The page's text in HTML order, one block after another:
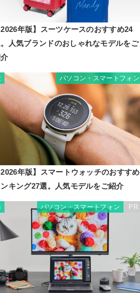
年版】スーツケースのおすすめ24
人気ブランドのおしゃれなモデルをご
パソコン・スマートフォン
年版】スマートウォッチのおすすめ
キング27選。人気モデルをご紹介
パソコン・スマートフォン PR